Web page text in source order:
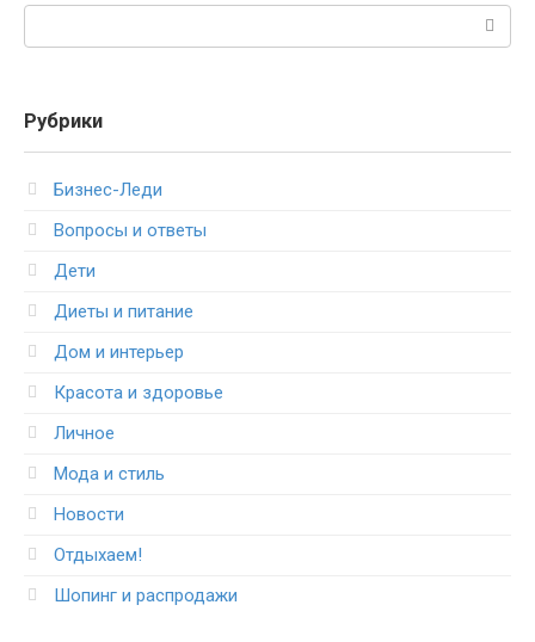
Рубрики
Бизнес-Леди
Вопросы и ответы
Дети
Диеты и питание
Дом и интерьер
Красота и здоровье
Личное
Мода и стиль
Новости
Отдыхаем!
Шопинг и распродажи